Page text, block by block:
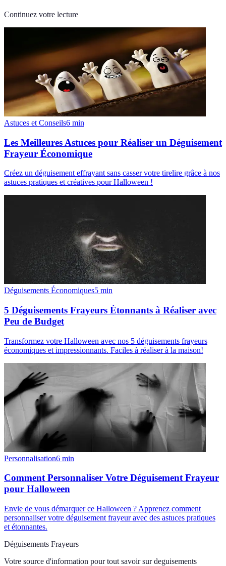
Continuez votre lecture
Astuces et Conseils6 min
Les Meilleures Astuces pour Réaliser un Déguisement
Frayeur Économique
Créez un déguisement effrayant sans casser votre tirelire grâce à nos
astuces pratiques et créatives pour Halloween !
Déguisements Économiques5 min
5 Déguisements Frayeurs Étonnants à Réaliser avec
Peu de Budget
Transformez votre Halloween avec nos 5 déguisements frayeurs
économiques et impressionnants. Faciles à réaliser à la maison!
Personnalisation6 min
Comment Personnaliser Votre Déguisement Frayeur
pour Halloween
Envie de vous démarquer ce Halloween ? Apprenez comment
personnaliser votre déguisement frayeur avec des astuces pratiques
et étonnantes.
Déguisements Frayeurs
Votre source d'information pour tout savoir sur deguisements